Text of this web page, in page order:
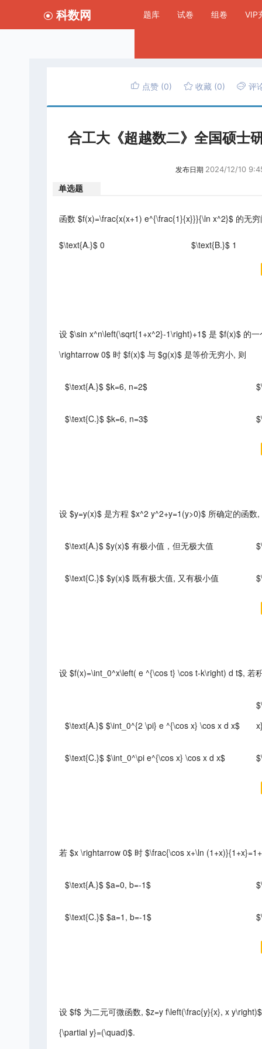
科数网 题库 试卷 组卷 VIP
点赞 (0) 收藏 (0) 评
合工大《超越数二》全国硕士
发布日期 2024/12/10
单选题
函数 $f(x)=\frac{x(x+1) e^{\frac{1}{x}}}{\ln x^2}$ 的无
$\text{A.}$ 0 $\text{B.}$ 1
设 $\sin x^n\left(\sqrt{1+x^2}-1\right)+1$ 是 $f(x)$ 的
\rightarrow 0$ 时 $f(x)$ 与 $g(x)$ 是等价无穷小, 则
$\text{A.}$ $k=6, n=2$
$\text{C.}$ $k=6, n=3$
设 $y=y(x)$ 是方程 $x^2 y^2+y=1(y>0)$ 所确定的函数
$\text{A.}$ $y(x)$ 有极小值，但无极大值
$\text{C.}$ $y(x)$ 既有极大值, 又有极小值
设 $f(x)=\int_0^x\left( e ^{\cos t} \cos t-k\right) d t$, 若
$\text{A.}$ $\int_0^{2 \pi} e ^{\cos x} \cos x d x$
$\text{C.}$ $\int_0^\pi e^{\cos x} \cos x d x$
若 $x \rightarrow 0$ 时 $\frac{\cos x+\ln
$\text{A.}$ $a=0, b=-1$
$\text{C.}$ $a=1, b=-1$
设 $f$ 为二元可微函数, $z=y f\left(\frac{y}{x}, x
{\partial y}=(\quad)$.